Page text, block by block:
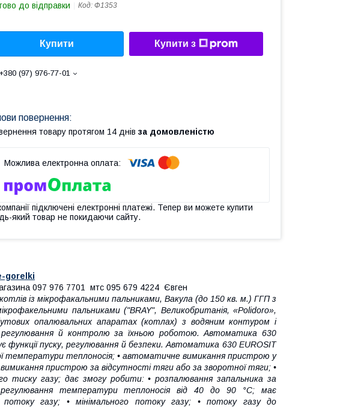
до відправки Код: Ф1353
Купити Купити з
+380 (97) 976-77-01
товару протягом 14 днів за домовленістю
підключені електронні платежі. Тепер ви можете купити
який товар не покидаючи сайту.
gorelki
097 976 7701 мтс 095 679 4224 Євген
із мікрофакальними пальниками, Вакула (до 150 кв. м.) ГГП з
пальниками ("BRAY", Великобританія, «Polidoro»,
опалювальних апаратах (котлах) з водяним контуром і
й контролю за їхньою роботою. Автоматика 630
функції пуску, регулювання й безпеки. Автоматика 630 EUROSIT
температури теплоносія; • автоматичне вимикання пристрою у
пристрою за відсутності тяги або за зворотної тяги; •
тиску газу; дає змогу робити: • розпалювання запальника за
температури теплоносія від 40 до 90 °C; має
газу; • мінімального потоку газу; • потоку газу до